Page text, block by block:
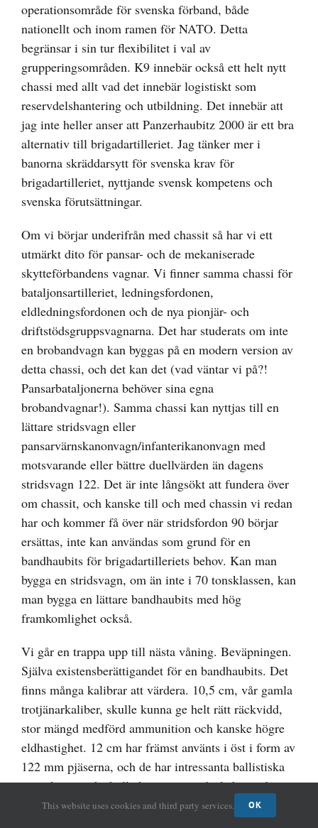
operationsområde för svenska förband, både
nationellt och inom ramen för NATO. Detta
begränsar i sin tur flexibilitet i val av
grupperingsområden. K9 innebär också ett helt nytt
chassi med allt vad det innebär logistiskt som
reservdelshantering och utbildning. Det innebär att
jag inte heller anser att Panzerhaubitz 2000 är ett bra
alternativ till brigadartilleriet. Jag tänker mer i
banorna skräddarsytt för svenska krav för
brigadartilleriet, nyttjande svensk kompetens och
svenska förutsättningar.
Om vi börjar underifrån med chassit så har vi ett
utmärkt dito för pansar- och de mekaniserade
skytteförbandens vagnar. Vi finner samma chassi för
bataljonsartilleriet, ledningsfordonen,
eldledningsfordonen och de nya pionjär- och
driftstödsgruppsvagnarna. Det har studerats om inte
en brobandvagn kan byggas på en modern version av
detta chassi, och det kan det (vad väntar vi på?!
Pansarbataljonerna behöver sina egna
brobandvagnar!). Samma chassi kan nyttjas till en
lättare stridsvagn eller
pansarvärnskanonvagn/infanterikanonvagn med
motsvarande eller bättre duellvärden än dagens
stridsvagn 122. Det är inte långsökt att fundera över
om chassit, och kanske till och med chassin vi redan
har och kommer få över när stridsfordon 90 börjar
ersättas, inte kan användas som grund för en
bandhaubits för brigadartilleriets behov. Kan man
bygga en stridsvagn, om än inte i 70 tonsklassen, kan
man bygga en lättare bandhaubits med hög
framkomlighet också.
Vi går en trappa upp till nästa våning. Beväpningen.
Själva existensberättigandet för en bandhaubits. Det
finns många kalibrar att värdera. 10,5 cm, vår gamla
trotjänarkaliber, skulle kunna ge helt rätt räckvidd,
stor mängd medförd ammunition och kanske högre
eldhastighet. 12 cm har främst använts i öst i form av
122 mm pjäserna, och de har intressanta ballistiska
egenskaper och skulle kunna vara idealiska ur de
perspektiven. 15,5 cm har stor verkan i det enskilda
This website uses cookies and third party services. OK